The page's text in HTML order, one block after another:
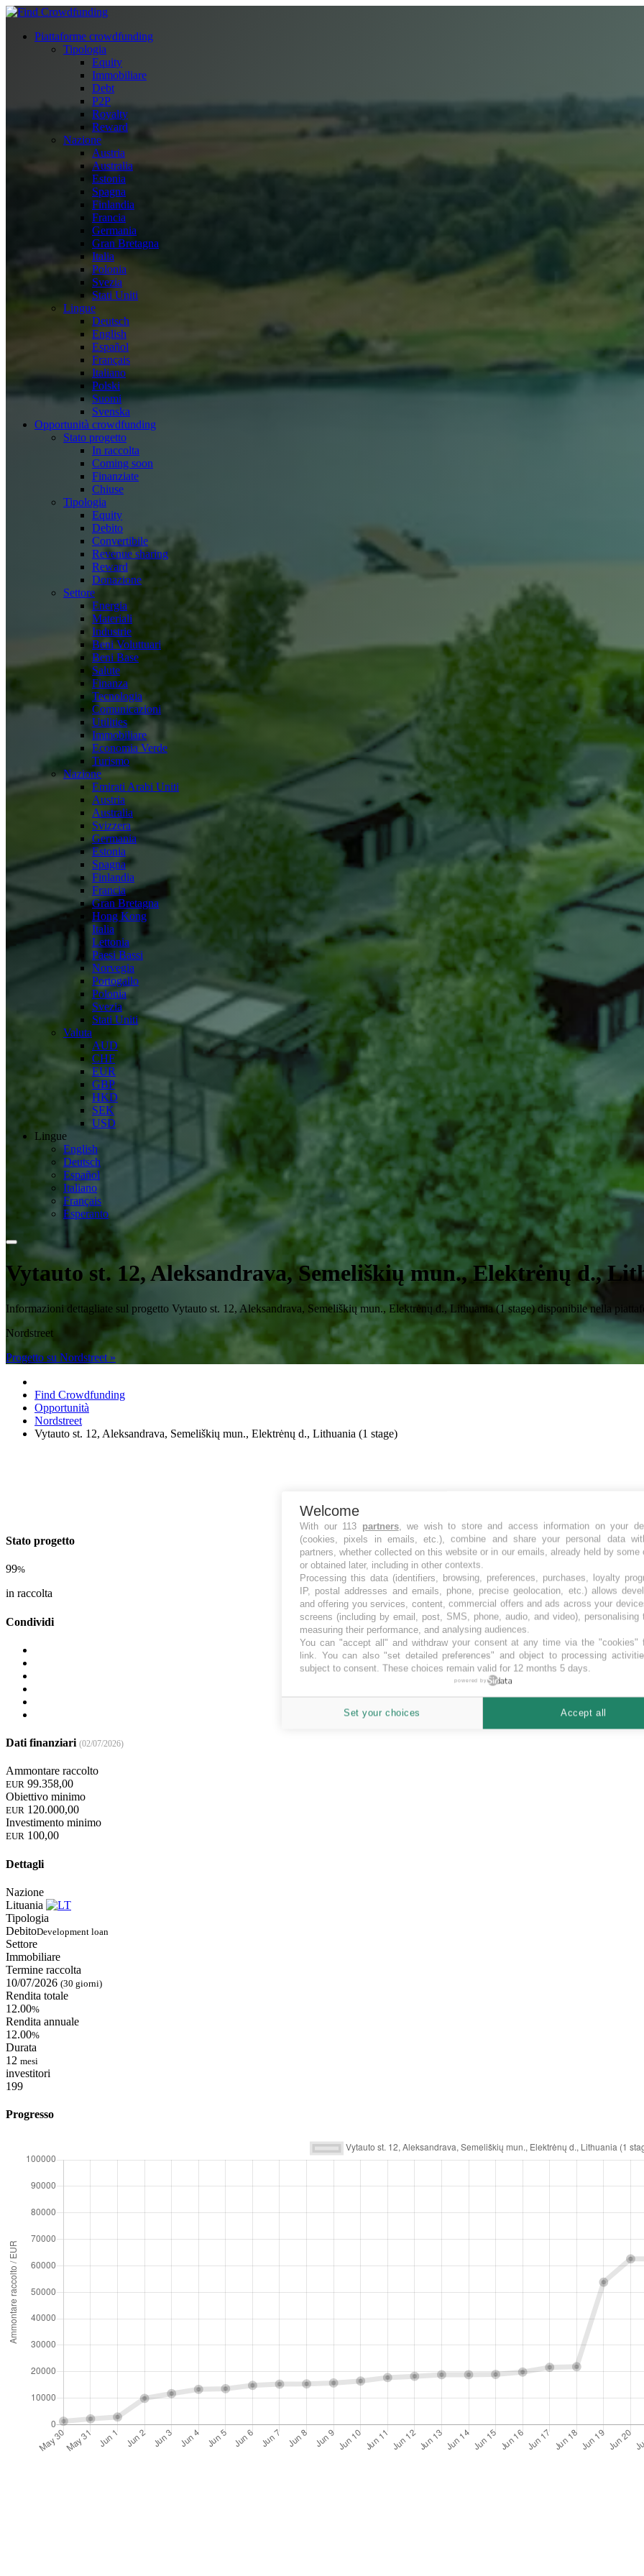
Piattaforme crowdfunding
Tipologia
Equity
Immobiliare
Debt
P2P
Royalty
Reward
Nazione
Austria
Australia
Estonia
Spagna
Finlandia
Francia
Germania
Gran Bretagna
Italia
Polonia
Svezia
Stati Uniti
Lingue
Deutsch
English
Español
Français
Italiano
Polski
Suomi
Svenska
Opportunità crowdfunding
Stato progetto
In raccolta
Coming soon
Finanziate
Chiuse
Tipologia
Equity
Debito
Convertibile
Revenue sharing
Reward
Donazione
Settore
Energia
Materiali
Industrie
Beni Voluttuari
Beni Base
Salute
Finanza
Tecnologia
Comunicazioni
Utilities
Immobiliare
Economia Verde
Turismo
Nazione
Emirati Arabi Uniti
Austria
Australia
Svizzera
Germania
Estonia
Spagna
Finlandia
Francia
Gran Bretagna
Hong Kong
Italia
Lettonia
Paesi Bassi
Norvegia
Portogallo
Polonia
Svezia
Stati Uniti
Valuta
AUD
CHF
EUR
GBP
HKD
SEK
USD
Lingue
English
Deutsch
Español
Italiano
Français
Esperanto
Vytauto st. 12, Aleksandrava, Semeliškių mun., Elektrėnų d.,
Informazioni dettagliate sul progetto Vytauto st. 12, Aleksandrava, Semeliškių mun., Elektrėnų d., Lithuania (1 stage) disponibile nella
Nordstreet
Progetto su Nordstreet »
Find Crowdfunding
Opportunità
Nordstreet
Vytauto st. 12, Aleksandrava, Semeliškių mun., Elektrėnų d., Lithuania (1 stage)
Stato progetto
99%
in raccolta
Condividi
Dati finanziari (02/07/2026)
Ammontare raccolto
EUR 99.358,00
Obiettivo minimo
EUR 120.000,00
Investimento minimo
EUR 100,00
Dettagli
Nazione
Lituania
Tipologia
DebitoDevelopment loan
Settore
Immobiliare
Termine raccolta
10/07/2026 (30 giorni)
Rendita totale
12.00%
Rendita annuale
12.00%
Durata
12 mesi
investitori
199
Progresso
Welcome
With our 113 partners, we wish to store and access information on your
(cookies, pixels in emails, etc.), combine and share your personal data
partners, whether collected on this website or in our emails, already held by some
or obtained later, including in other contexts.
Processing this data (identifiers, browsing, preferences, purchases, loyalty
IP, postal addresses and emails, phone, precise geolocation, etc.) allows
and offering you services, content, commercial offers and ads across your
screens (including by email, post, SMS, phone, audio, and video), personalising
measuring their performance, and analysing audiences.
You can "accept all" and withdraw your consent at any time via the "cookies"
link. You can also "set detailed preferences" and object to processing
subject to consent. These choices remain valid for 12 months 5 days.
powered by
Set your choices Accept all